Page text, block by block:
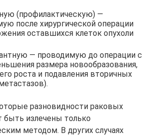
(профилактическую) —
после хирургической операции
оставшихся клеток опухоли
— проводимую до операции с
размера новообразования,
роста и подавления вторичных
разновидности раковых
быть излечены только
методом. В других случаях